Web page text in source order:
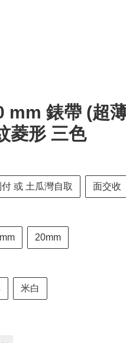
mm 錶帶 (超
菱形 三色
或 土瓜灣自取 面交收
20mm
米白